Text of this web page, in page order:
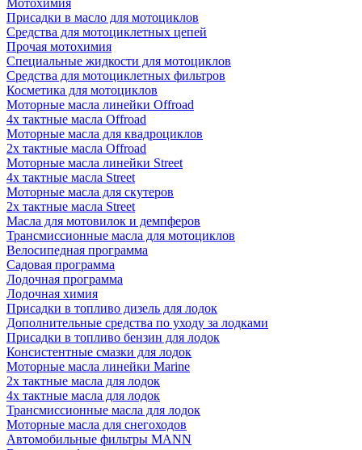
Мотохимия
Присадки в масло для мотоциклов
Средства для мотоциклетных цепей
Прочая мотохимия
Специальные жидкости для мотоциклов
Средства для мотоциклетных фильтров
Косметика для мотоциклов
Моторные масла линейки Offroad
4х тактные масла Offroad
Моторные масла для квадроциклов
2х тактные масла Offroad
Моторные масла линейки Street
4х тактные масла Street
Моторные масла для скутеров
2х тактные масла Street
Масла для мотовилок и демпферов
Трансмиссионные масла для мотоциклов
Велосипедная программа
Садовая программа
Лодочная программа
Лодочная химия
Присадки в топливо дизель для лодок
Дополнительные средства по уходу за лодками
Присадки в топливо бензин для лодок
Консистентные смазки для лодок
Моторные масла линейки Marine
2х тактные масла для лодок
4х тактные масла для лодок
Трансмиссионные масла для лодок
Моторные масла для снегоходов
Автомобильные фильтры MANN